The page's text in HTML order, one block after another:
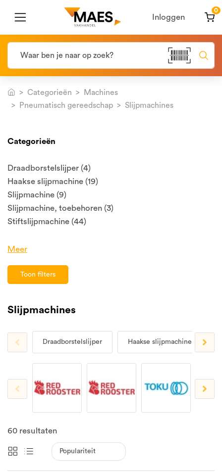
Inloggen
0
Categorieën
Machines
Pneumatisch gereedschap
Slijpmachines
Categorieën
Draadborstelslijper (4)
Haakse slijpmachine (19)
Slijpmachine (9)
Slijpmachine, toebehoren (3)
Stiftslijpmachine (44)
Meer
Toon filters
Slijpmachines
Draadborstelslijper Haakse slijpmachine
60 resultaten